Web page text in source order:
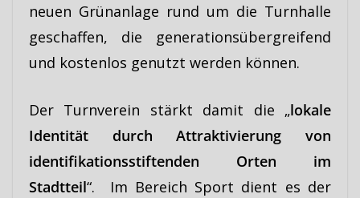
neuen Grünanlage rund um die Turnhalle
geschaffen, die generationsübergreifend
und kostenlos genutzt werden können.
Der Turnverein stärkt damit die „lokale
Identität durch Attraktivierung von
identifikationsstiftenden Orten im
Stadtteil“. Im Bereich Sport dient es der